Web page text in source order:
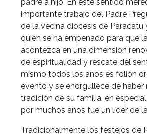
padre a hijo. En este sentido
importante trabajo del Padre
de la vecina diócesis de Paracatu
quien se ha empeñado para que
acontezca en una dimensión
de espiritualidad y rescate del
mismo todos los años es folión
evento y se enorgullece de haber
tradición de su familia, en
por muchos años fue un líder de
Tradicionalmente los festejos de